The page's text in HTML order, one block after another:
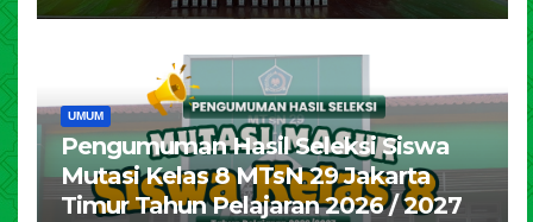
UMUM
Pengumuman Hasil Seleksi Siswa
Mutasi Kelas 8 MTsN 29 Jakarta
Timur Tahun Pelajaran 2026 / 2027